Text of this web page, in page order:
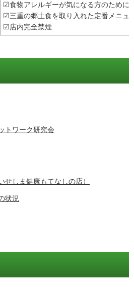
☑食物アレルギーが気になる方のために
☑三重の郷土食を取り入れた定番メニュ
☑店内完全禁煙
トワーク研究会
せしま健康もてなしの店）
状況